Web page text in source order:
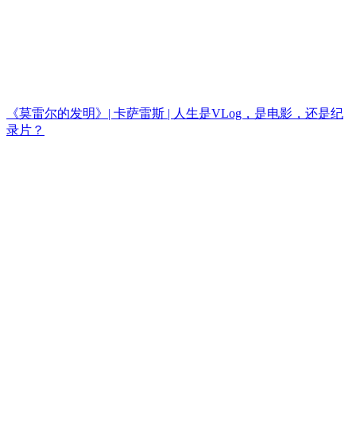
《莫雷尔的发明》| 卡萨雷斯 | 人生是VLog，是电影，还是纪
录片？